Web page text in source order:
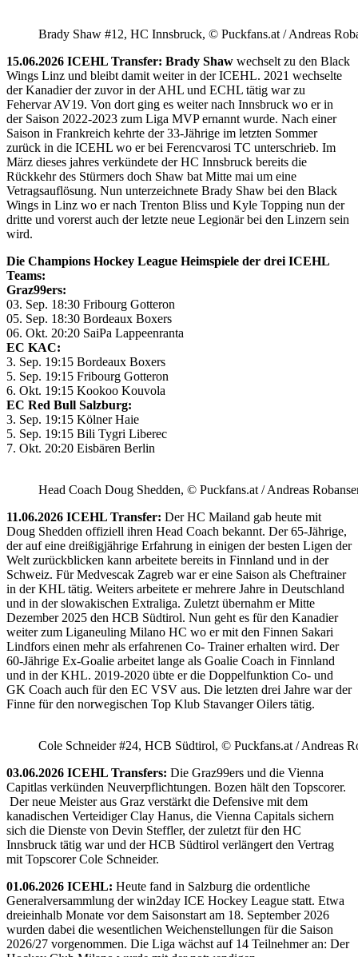
Brady Shaw #12, HC Innsbruck, © Puckfans.at / Andreas
15.06.2026 ICEHL Transfer: Brady Shaw wechselt zu den Black
Wings Linz und bleibt damit weiter in der ICEHL. 2021 wechselte
der Kanadier der zuvor in der AHL und ECHL tätig war zu
Fehervar AV19. Von dort ging es weiter nach Innsbruck wo er in
der Saison 2022-2023 zum Liga MVP ernannt wurde. Nach einer
Saison in Frankreich kehrte der 33-Jährige im letzten Sommer
zurück in die ICEHL wo er bei Ferencvarosi TC unterschrieb. Im
März dieses jahres verkündete der HC Innsbruck bereits die
Rückkehr des Stürmers doch Shaw bat Mitte mai um eine
Vetragsauflösung. Nun unterzeichnete Brady Shaw bei den Black
Wings in Linz wo er nach Trenton Bliss und Kyle Topping nun der
dritte und vorerst auch der letzte neue Legionär bei den Linzern sein
wird.
Die Champions Hockey League Heimspiele der drei ICEHL
Teams:
Graz99ers:
03. Sep. 18:30 Fribourg Gotteron
05. Sep. 18:30 Bordeaux Boxers
06. Okt. 20:20 SaiPa Lappeenranta
EC KAC:
3. Sep. 19:15 Bordeaux Boxers
5. Sep. 19:15 Fribourg Gotteron
6. Okt. 19:15 Kookoo Kouvola
EC Red Bull Salzburg:
3. Sep. 19:15 Kölner Haie
5. Sep. 19:15 Bili Tygri Liberec
7. Okt. 20:20 Eisbären Berlin
Head Coach Doug Shedden, © Puckfans.at / Andreas
11.06.2026 ICEHL Transfer: Der HC Mailand gab heute mit
Doug Shedden offiziell ihren Head Coach bekannt. Der 65-Jährige,
der auf eine dreißigjährige Erfahrung in einigen der besten Ligen der
Welt zurückblicken kann arbeitete bereits in Finnland und in der
Schweiz. Für Medvescak Zagreb war er eine Saison als Cheftrainer
in der KHL tätig. Weiters arbeitete er mehrere Jahre in Deutschland
und in der slowakischen Extraliga. Zuletzt übernahm er Mitte
Dezember 2025 den HCB Südtirol. Nun geht es für den Kanadier
weiter zum Liganeuling Milano HC wo er mit den Finnen Sakari
Lindfors einen mehr als erfahrenen Co- Trainer erhalten wird. Der
60-Jährige Ex-Goalie arbeitet lange als Goalie Coach in Finnland
und in der KHL. 2019-2020 übte er die Doppelfunktion Co- und
GK Coach auch für den EC VSV aus. Die letzten drei Jahre war der
Finne für den norwegischen Top Klub Stavanger Oilers tätig.
Cole Schneider #24, HCB Südtirol, © Puckfans.at / Andreas
03.06.2026 ICEHL Transfers: Die Graz99ers und die Vienna
Capitlas verkünden Neuverpflichtungen. Bozen hält den Topscorer.
Der neue Meister aus Graz verstärkt die Defensive mit dem
kanadischen Verteidiger Clay Hanus, die Vienna Capitals sichern
sich die Dienste von Devin Steffler, der zuletzt für den HC
Innsbruck tätig war und der HCB Südtirol verlängert den Vertrag
mit Topscorer Cole Schneider.
01.06.2026 ICEHL: Heute fand in Salzburg die ordentliche
Generalversammlung der win2day ICE Hockey League statt. Etwa
dreieinhalb Monate vor dem Saisonstart am 18. September 2026
wurden dabei die wesentlichen Weichenstellungen für die Saison
2026/27 vorgenommen. Die Liga wächst auf 14 Teilnehmer an: Der